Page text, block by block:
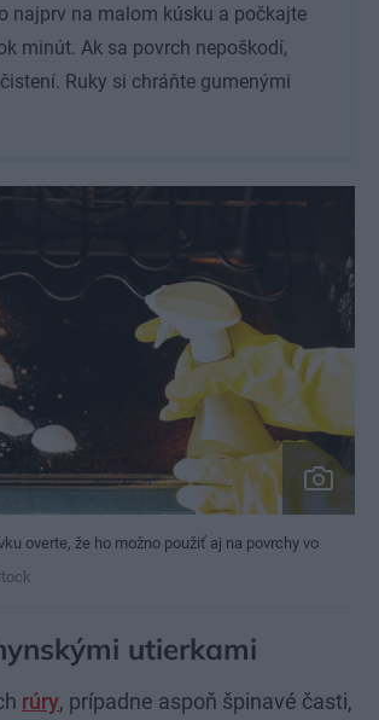
najprv na malom kúsku a počkajte
minút. Ak sa povrch nepoškodí,
Ruky si chráňte gumenými
overte, že ho možno použiť aj na povrchy vo
utierkami
rúry, prípadne aspoň špinavé časti,